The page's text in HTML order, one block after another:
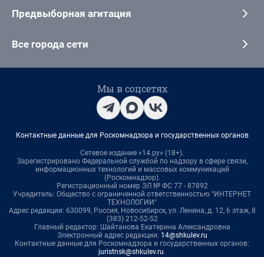
Предвыборная агитация
Все города сети
Мы в соцсетях
Контактные данные для Роскомнадзора и государственных органов
Сетевое издание «14.ру» (18+).
Зарегистрировано Федеральной службой по надзору в сфере связи,
информационных технологий и массовых коммуникаций
(Роскомнадзор).
Регистрационный номер ЭЛ № ФС 77 - 87892
Учредитель: Общество с ограниченной ответственностью "ИНТЕРНЕТ
ТЕХНОЛОГИИ"
Адрес редакции: 630099, Россия, Новосибирск, ул. Ленина, д. 12, 6 этаж, 8
(383) 212-52-52
Главный редактор: Шайтанова Екатерина Александровна
Электронный адрес редакции: 14@shkulev.ru
Контактные данные для Роскомнадзора и государственных органов:
juristnsk@shkulev.ru.